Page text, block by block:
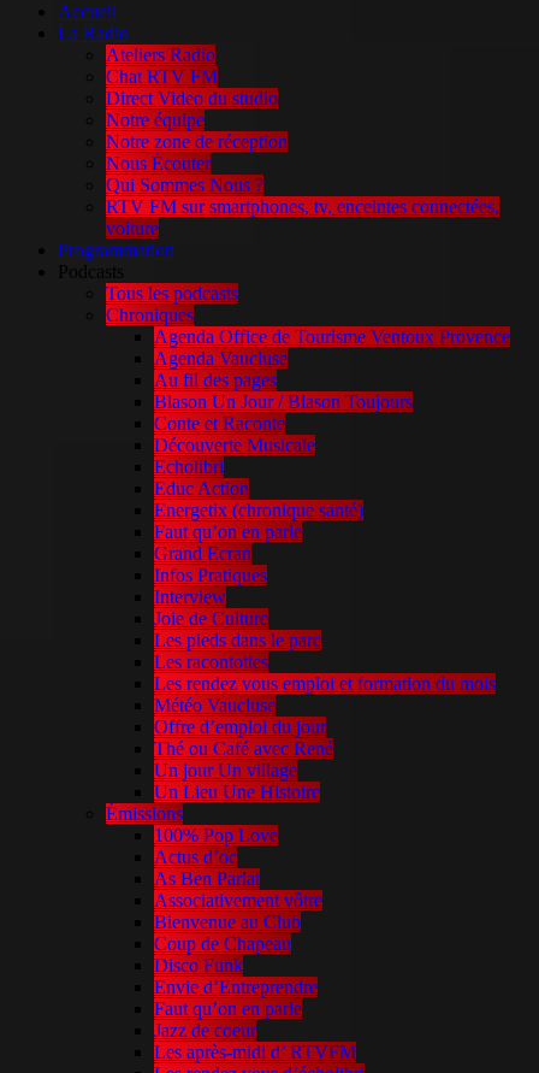
Accueil
La Radio
Ateliers Radio
Chat RTV FM
Direct Video du studio
Notre équipe
Notre zone de réception
Nous Écouter
Qui Sommes Nous ?
RTV FM sur smartphones, tv, enceintes connectées,
voiture
Programmation
Podcasts
Tous les podcasts
Chroniques
Agenda Office de Tourisme Ventoux Provence
Agenda Vaucluse
Au fil des pages
Blason Un Jour / Blason Toujours
Conte et Raconte
Découverte Musicale
Echolibri
Educ Action
Energetix (chronique santé)
Faut qu’on en parle
Grand Ecran
Infos Pratiques
Interview
Joie de Culture
Les pieds dans le parc
Les racontottes
Les rendez vous emploi et formation du mois
Météo Vaucluse
Offre d’emploi du jour
Thé ou Café avec René
Un jour Un village
Un Lieu Une Histoire
Émissions
100% Pop Love
Actus d’oc
As Ben Parlat
Associativement vôtre
Bienvenue au Club
Coup de Chapeau
Disco Funk
Envie d’Entreprendre
Faut qu’on en parle
Jazz de coeur
Les après-midi d’ RTVFM